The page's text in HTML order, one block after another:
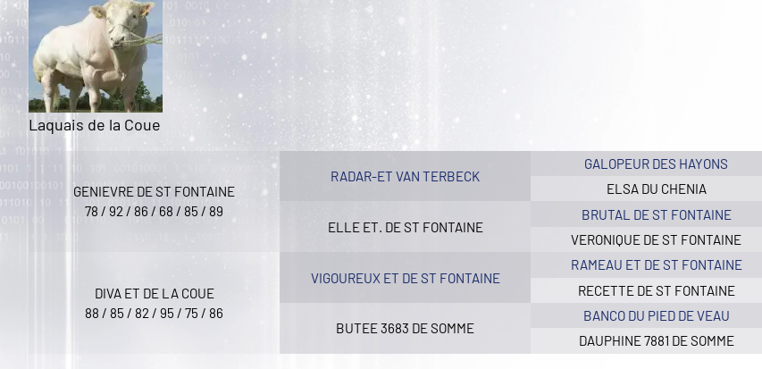
Laquais de la Coue
GENIEVRE DE ST FONTAINE
78 / 92 / 86 / 68 / 85 / 89
RADAR-ET VAN TERBECK
ELLE ET. DE ST FONTAINE
GALOPEUR DES HAYONS
ELSA DU CHENIA
BRUTAL DE ST FONTAINE
VERONIQUE DE ST FONTAINE
DIVA ET DE LA COUE
88 / 85 / 82 / 95 / 75 / 86
VIGOUREUX ET DE ST FONTAINE
BUTEE 3683 DE SOMME
RAMEAU ET DE ST FONTAINE
RECETTE DE ST FONTAINE
BANCO DU PIED DE VEAU
DAUPHINE 7881 DE SOMME